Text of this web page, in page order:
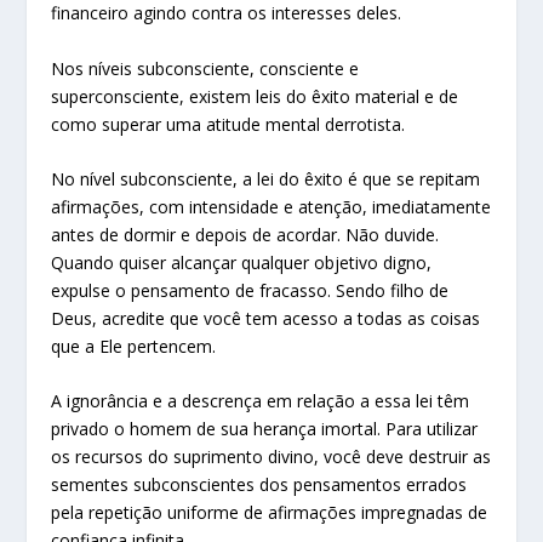
financeiro agindo contra os interesses deles.
Nos níveis subconsciente, consciente e
superconsciente, existem leis do êxito material e de
como superar uma atitude mental derrotista.
No nível subconsciente, a lei do êxito é que se repitam
afirmações, com intensidade e atenção, imediatamente
antes de dormir e depois de acordar. Não duvide.
Quando quiser alcançar qualquer objetivo digno,
expulse o pensamento de fracasso. Sendo filho de
Deus, acredite que você tem acesso a todas as coisas
que a Ele pertencem.
A ignorância e a descrença em relação a essa lei têm
privado o homem de sua herança imortal. Para utilizar
os recursos do suprimento divino, você deve destruir as
sementes subconscientes dos pensamentos errados
pela repetição uniforme de afirmações impregnadas de